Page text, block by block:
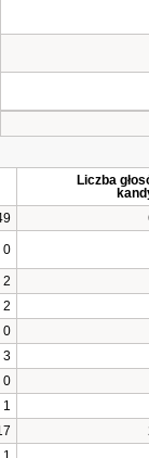
Liczba
0
2
2
0
3
0
1